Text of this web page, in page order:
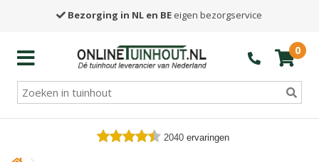
Bezorging in NL en BE eigen bezorgservice
0
2040 ervaringen